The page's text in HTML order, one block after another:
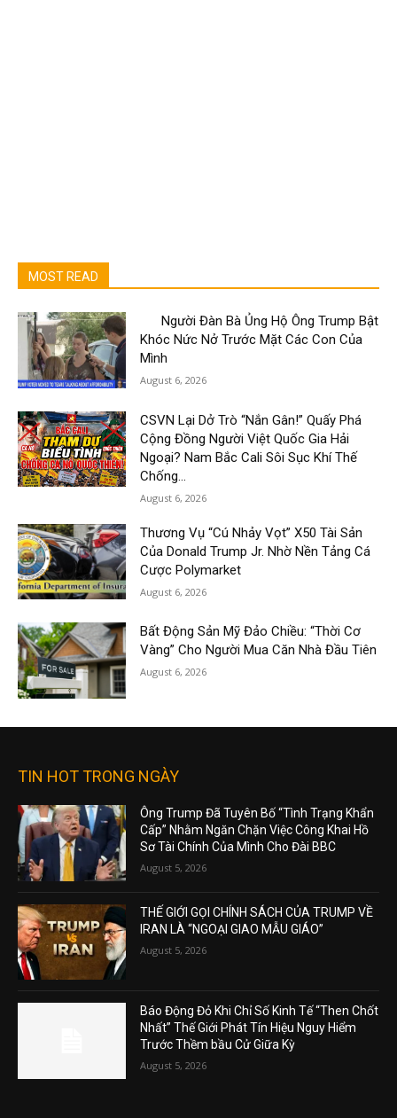
MOST READ
Người Đàn Bà Ủng Hộ Ông Trump Bật
Khóc Nức Nở Trước Mặt Các Con Của
Mình
August 6, 2026
CSVN Lại Dở Trò “Nắn Gân!” Quấy Phá
Cộng Đồng Người Việt Quốc Gia Hải
Ngoại? Nam Bắc Cali Sôi Sục Khí Thế
Chống...
August 6, 2026
Thương Vụ “Cú Nhảy Vọt” X50 Tài Sản
Của Donald Trump Jr. Nhờ Nền Tảng Cá
Cược Polymarket
August 6, 2026
Bất Động Sản Mỹ Đảo Chiều: “Thời Cơ
Vàng” Cho Người Mua Căn Nhà Đầu Tiên
August 6, 2026
TIN HOT TRONG NGÀY
Ông Trump Đã Tuyên Bố “Tình Trạng Khẩn
Cấp” Nhằm Ngăn Chặn Việc Công Khai Hồ
Sơ Tài Chính Của Mình Cho Đài BBC
August 5, 2026
THẾ GIỚI GỌI CHÍNH SÁCH CỦA TRUMP VỀ
IRAN LÀ “NGOẠI GIAO MẪU GIÁO”
August 5, 2026
Báo Động Đỏ Khi Chỉ Số Kinh Tế “Then Chốt
Nhất” Thế Giới Phát Tín Hiệu Nguy Hiểm
Trước Thềm bầu Cử Giữa Kỳ
August 5, 2026